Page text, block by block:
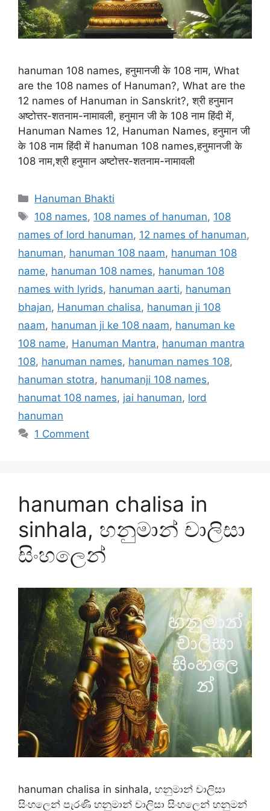
hanuman 108 names, हनुमानजी के 108 नाम, What
are the 108 names of Hanuman?, What are the
12 names of Hanuman in Sanskrit?, श्री हनुमान
अष्टोत्तर-शतनाम-नामावली, हनुमान जी के 108 नाम हिंदी में,
Hanuman Names 12, Hanuman Names, हनुमान जी
के 108 नाम हिंदी में hanuman 108 names,हनुमानजी के
108 नाम,श्री हनुमान अष्टोत्तर-शतनाम-नामावली
Categories
Hanuman Bhakti
Tags
108 names, 108 names of hanuman, 108
names of lord hanuman, 12 names of hanuman,
hanuman, hanuman 108 naam, hanuman 108
name, hanuman 108 names, hanuman 108
names with lyrids, hanuman aarti, hanuman
bhajan, Hanuman chalisa, hanuman ji 108
naam, hanuman ji ke 108 naam, hanuman ke
108 name, Hanuman Mantra, hanuman mantra
108, hanuman names, hanuman names 108,
hanuman stotra, hanumanji 108 names,
hanumat 108 names, jai hanuman, lord
hanuman
1 Comment
hanuman chalisa in
sinhala, හනුමාන් චාලිසා
සිංහලෙන්
hanuman chalisa in sinhala, හනුමාන් චාලිසා
සිංහලෙන් පැරණි හනුමාන් චාලිසා සිංහලෙන් හනුමන්